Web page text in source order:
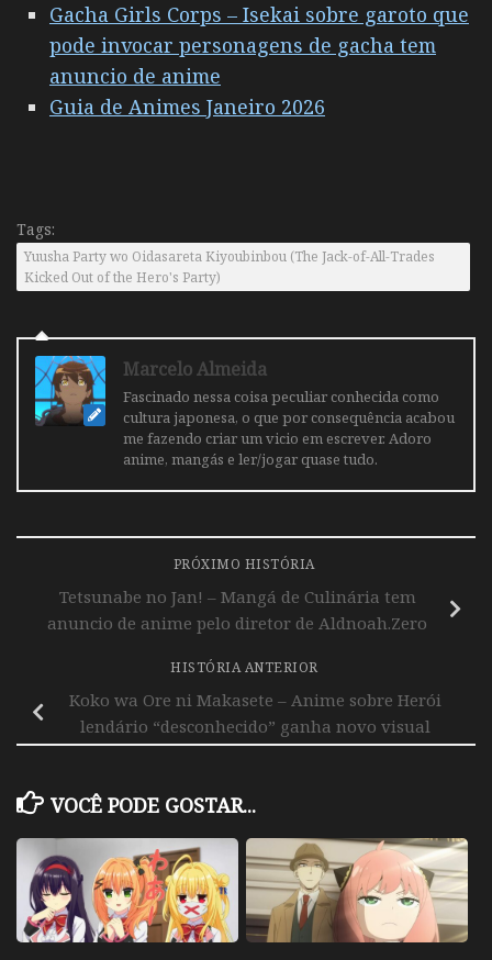
Gacha Girls Corps – Isekai sobre garoto que
pode invocar personagens de gacha tem
anuncio de anime
Guia de Animes Janeiro 2026
Tags:
Yuusha Party wo Oidasareta Kiyoubinbou (The Jack-of-All-Trades
Kicked Out of the Hero's Party)
Marcelo Almeida
Fascinado nessa coisa peculiar conhecida como
cultura japonesa, o que por consequência acabou
me fazendo criar um vicio em escrever. Adoro
anime, mangás e ler/jogar quase tudo.
PRÓXIMO HISTÓRIA
Tetsunabe no Jan! – Mangá de Culinária tem
anuncio de anime pelo diretor de Aldnoah.Zero
HISTÓRIA ANTERIOR
Koko wa Ore ni Makasete – Anime sobre Herói
lendário “desconhecido” ganha novo visual
VOCÊ PODE GOSTAR...